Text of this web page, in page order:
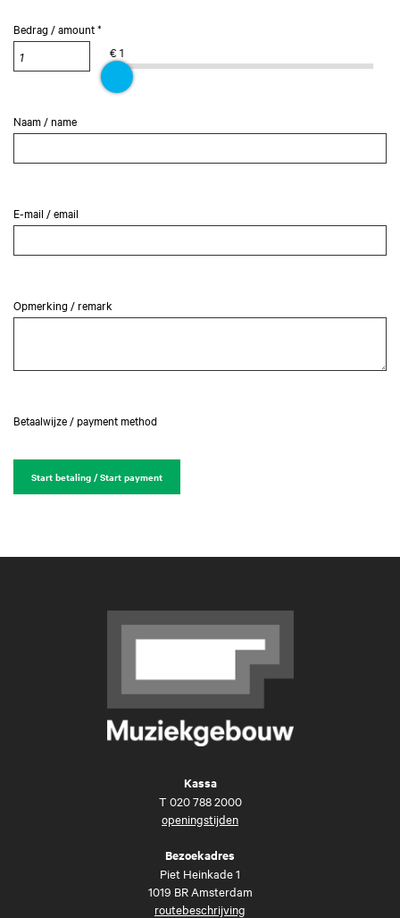
Bedrag / amount *
€ 1
Naam / name
E-mail / email
Opmerking / remark
Betaalwijze / payment method
Start betaling / Start payment
Kassa
T 020 788 2000
openingstijden
Bezoekadres
Piet Heinkade 1
1019 BR Amsterdam
routebeschrijving